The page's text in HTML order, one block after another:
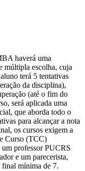
haverá uma
múltipla escolha, cuja
terá 5 tentativas
da disciplina),
(até o fim do
será aplicada uma
que aborda todo o
para alcançar a nota
os cursos exigem a
Curso (TCC)
professor PUCRS
e um parecerista,
final mínima de 7.